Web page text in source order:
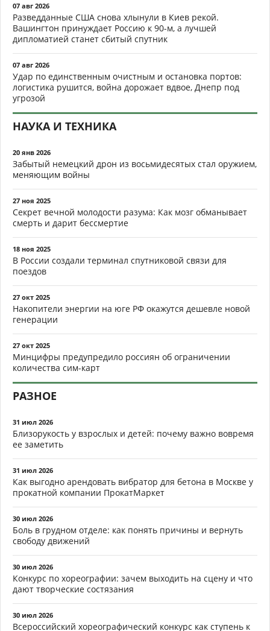
07 авг 2026
Разведданные США снова хлынули в Киев рекой.
Вашингтон принуждает Россию к 90-м, а лучшей
дипломатией станет сбитый спутник
07 авг 2026
Удар по единственным очистным и остановка портов:
логистика рушится, война дорожает вдвое, Днепр под
угрозой
НАУКА И ТЕХНИКА
20 янв 2026
Забытый немецкий дрон из восьмидесятых стал оружием,
меняющим войны
27 ноя 2025
Секрет вечной молодости разума: Как мозг обманывает
смерть и дарит бессмертие
18 ноя 2025
В России создали терминал спутниковой связи для
поездов
27 окт 2025
Накопители энергии на юге РФ окажутся дешевле новой
генерации
27 окт 2025
Минцифры предупредило россиян об ограничении
количества сим-карт
РАЗНОЕ
31 июл 2026
Близорукость у взрослых и детей: почему важно вовремя
ее заметить
31 июл 2026
Как выгодно арендовать вибратор для бетона в Москве у
прокатной компании ПрокатМаркет
30 июл 2026
Боль в грудном отделе: как понять причины и вернуть
свободу движений
30 июл 2026
Конкурс по хореографии: зачем выходить на сцену и что
дают творческие состязания
30 июл 2026
Всероссийский хореографический конкурс как ступень к